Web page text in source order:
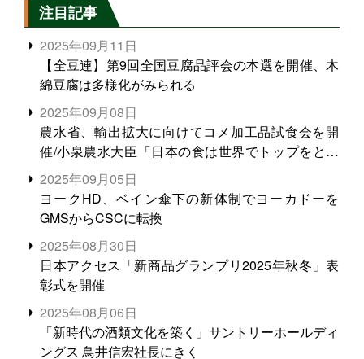
注目記事
2025年09月11日
【全豆連】第9回全国豆腐品評会の本選を開催、木
綿豆腐は多様化がみられる
2025年09月08日
農水省、輸出拡大に向けてコメ加工品試食会を開
催/小泉農水大臣「日本の食は世界でトップをとれ
る。米増産に向けて、米輸出需要の拡大を」
2025年09月05日
ヨークHD、ベイン傘下の新体制でヨーカドーを
GMSからCSCに転換
2025年08月30日
日本アクセス「新商品グランプリ2025年秋冬」表
彰式を開催
2025年08月06日
「新時代の酒類文化を築く」サントリーホールディ
ングス 鳥井信宏社長にきく